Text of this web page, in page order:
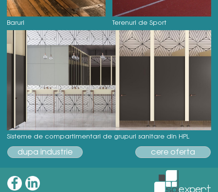
Baruri Terenuri de Sport
Sisteme de compartimentari de grupuri sanitare din HPL
dupa industrie cere oferta